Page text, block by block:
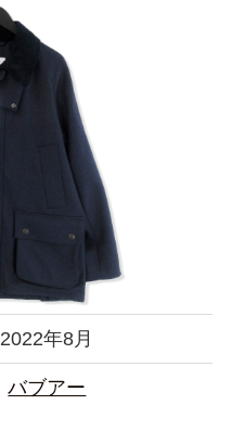
2022年8月
バブアー